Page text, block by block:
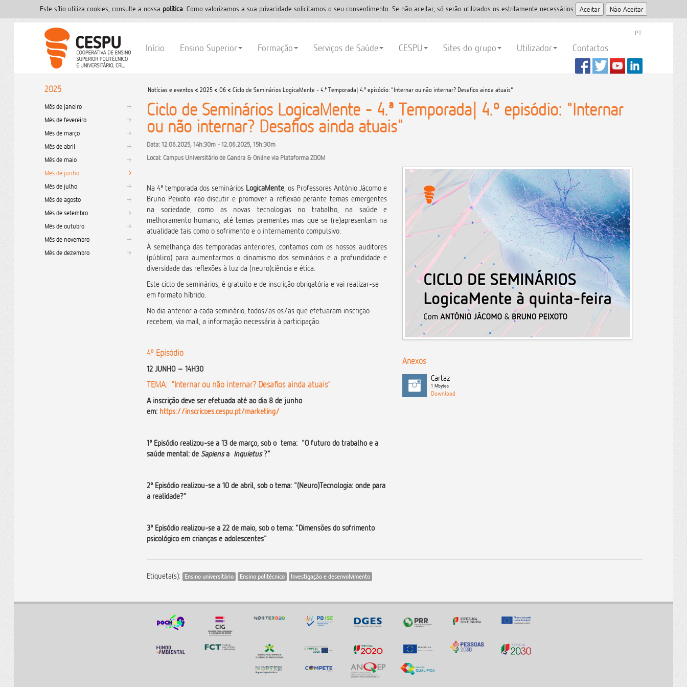
Este sítio utiliza cookies, consulte a nossa polí­tica . Como valorizamos a sua privacidade solicitamos o seu consentimento. Se não aceitar, só serão utilizados os estritamente necessários
PT
Início Ensino Superior Formação Serviços de Saúde CESPU Sites do grupo Utilizador Contactos
2025
Mês de janeiro
Mês de fevereiro
Mês de março
Mês de abril
Mês de maio
Mês de junho
Mês de julho
Mês de agosto
Mês de setembro
Mês de outubro
Mês de novembro
Mês de dezembro
Notícias e eventos < 2025 < 06 < Ciclo de Seminários LogicaMente - 4.ª Temporada| 4.º episódio: "Internar ou não internar? Desafios ainda atuais"
Ciclo de Seminários LogicaMente - 4.ª Temporada| 4.º episódio: "Internar
ou não internar? Desafios ainda atuais"
Data: 12.06.2025, 14h:30m - 12.06.2025, 15h:30m
Local: Campus Universitário de Gandra & Online via Plataforma ZOOM
Na 4ª temporada dos seminários LogicaMente, os Professores António Jácomo e
Bruno Peixoto irão discutir e promover a reflexão perante temas emergentes
na sociedade, como as novas tecnologias no trabalho, na saúde e
melhoramento humano, até temas prementes mas que se (re)apresentam na
atualidade tais como o sofrimento e o internamento compulsivo.
À semelhança das temporadas anteriores, contamos com os nossos auditores
(público) para aumentarmos o dinamismo dos seminários e a profundidade e
diversidade das reflexões à luz da (neuro)ciência e ética.
Este ciclo de seminários, é gratuito e de inscrição obrigatória e vai realizar-se
em formato híbrido.
No dia anterior a cada seminário, todos/as os/as que efetuaram inscrição
recebem, via mail, a informação necessária à participação.
4º Episódio
12 JUNHO – 14H30
TEMA: "Internar ou não internar? Desafios ainda atuais"
A inscrição deve ser efetuada até ao dia 8 de junho
em: https://inscricoes.cespu.pt/marketing/
1º Episódio realizou-se a 13 de março, sob o tema: "O futuro do trabalho e a
saúde mental: de Sapiensa Inquietus?"
2º Episódio realizou-se a 10 de abril, sob o tema: "(Neuro)Tecnologia: onde para
a realidade?"
3º Episódio realizou-se a 22 de maio, sob o tema: "Dimensões do sofrimento
psicológico em crianças e adolescentes"
Anexos
Cartaz
1 Mbytes
Etiqueta(s): Ensino universitário Ensino politécnico Investigação e desenvolvimento